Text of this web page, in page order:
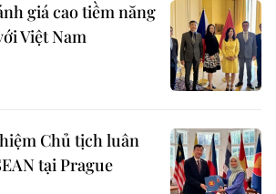
giá cao tiềm năng
Việt Nam
Chủ tịch luân
tại Prague